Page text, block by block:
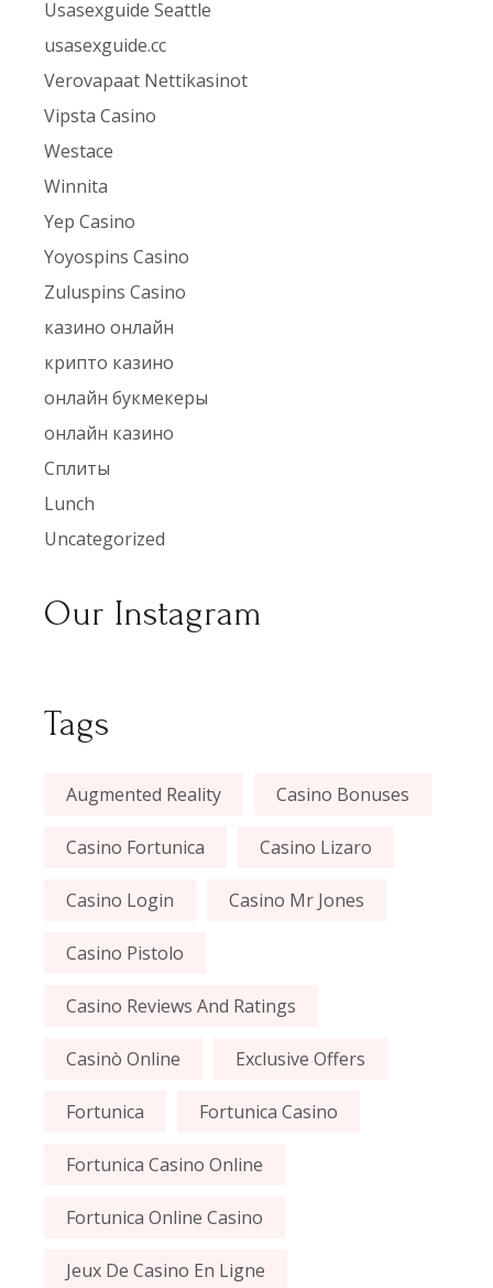
Usasexguide Seattle
usasexguide.cc
Verovapaat Nettikasinot
Vipsta Casino
Westace
Winnita
Yep Casino
Yoyospins Casino
Zuluspins Casino
казино онлайн
крипто казино
онлайн букмекеры
онлайн казино
Сплиты
Lunch
Uncategorized
Our Instagram
Tags
Augmented Reality Casino Bonuses
Casino Fortunica Casino Lizaro
Casino Login Casino Mr Jones
Casino Pistolo
Casino Reviews And Ratings
Casinò Online Exclusive Offers
Fortunica Fortunica Casino
Fortunica Casino Online
Fortunica Online Casino
Jeux De Casino En Ligne